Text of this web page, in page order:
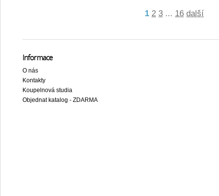
1 2 3 ... 16 další
Informace
O nás
Kontakty
Koupelnová studia
Objednat katalog - ZDARMA